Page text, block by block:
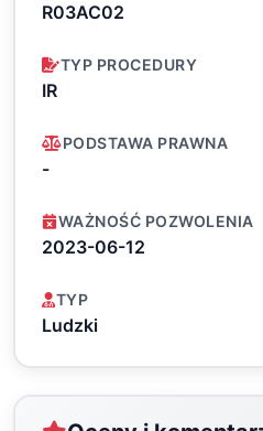
R03AC02
TYP PROCEDURY
IR
PODSTAWA PRAWNA
-
WAŻNOŚĆ POZWOLENIA
2023-06-12
TYP
Ludzki